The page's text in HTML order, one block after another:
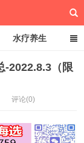
水疗养生
行
-2022.8.3（限
评论(0)